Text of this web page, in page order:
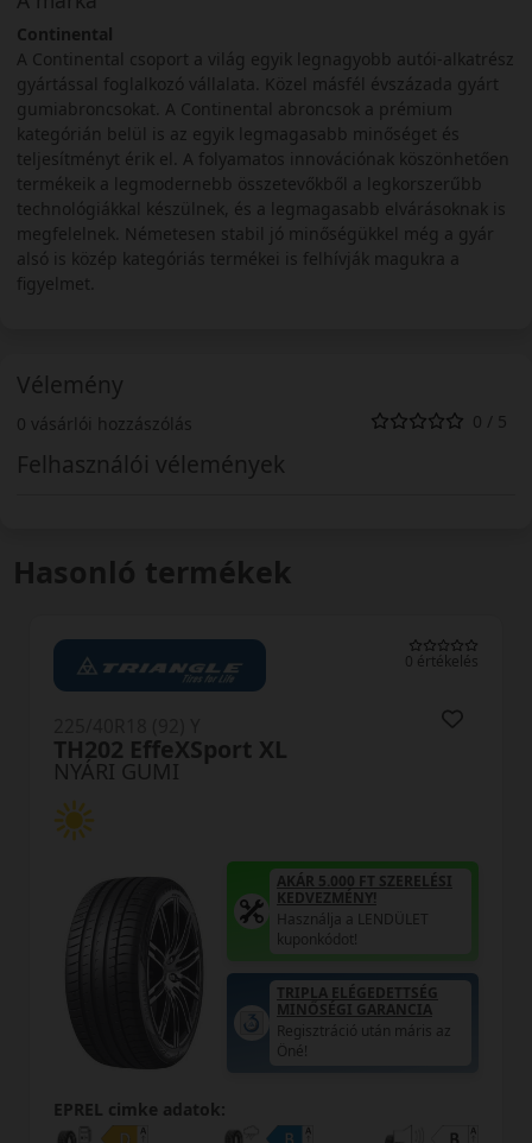
Continental
A Continental csoport a világ egyik legnagyobb autói-alkatrész
gyártással foglalkozó vállalata. Közel másfél évszázada gyárt
gumiabroncsokat. A Continental abroncsok a prémium
kategórián belül is az egyik legmagasabb minőséget és
teljesítményt érik el. A folyamatos innovációnak köszönhetően
termékeik a legmodernebb összetevőkből a legkorszerűbb
technológiákkal készülnek, és a legmagasabb elvárásoknak is
megfelelnek. Németesen stabil jó minőségükkel még a gyár
alsó is közép kategóriás termékei is felhívják magukra a
figyelmet.
Vélemény
0 vásárlói hozzászólás 0 / 5
Felhasználói vélemények
Hasonló termékek
0 értékelés
NYÁRI GUMI
TH202 EffeXSport XL
AKÁR 5.000 FT SZERELÉSI
KEDVEZMÉNY!
Használja a LENDÜLET
kuponkódot!
TRIPLA ELÉGEDETTSÉG
MINŐSÉGI GARANCIA
Regisztráció után máris az
Öné!
EPREL cimke adatok: